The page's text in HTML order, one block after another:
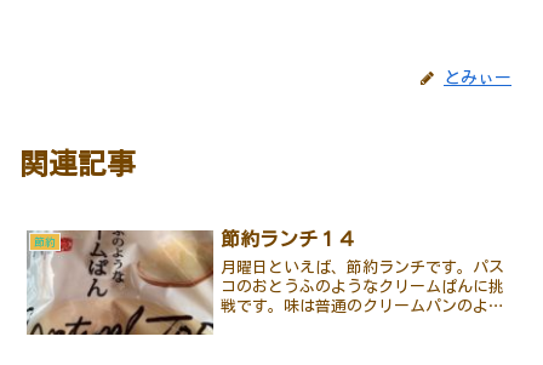
とみぃー
関連記事
節約 節約ランチ１４
月曜日といえば、節約ランチです。パス
コのおとうふのようなクリームぱんに挑
戦です。味は普通のクリームパンのよう